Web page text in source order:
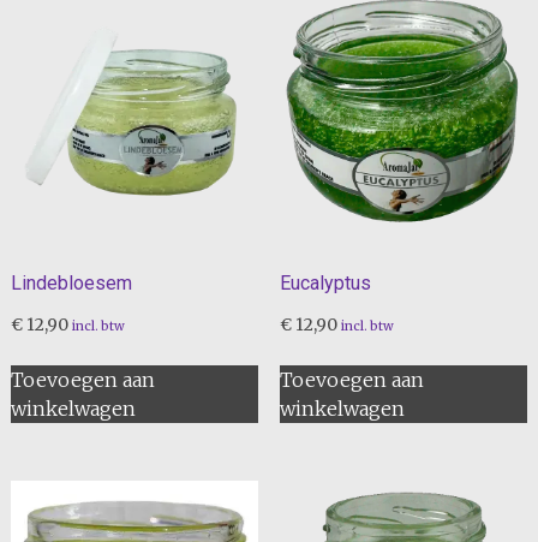
Lindebloesem
€12,90 incl. btw
Toevoegen aan
winkelwagen
Eucalyptus
€12,90 incl. btw
Toevoegen aan
winkelwagen